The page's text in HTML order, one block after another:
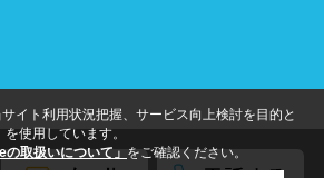
イト利用状況把握、サービス向上検討を目的と
使用しています。
の取扱いについて」 をご確認ください。